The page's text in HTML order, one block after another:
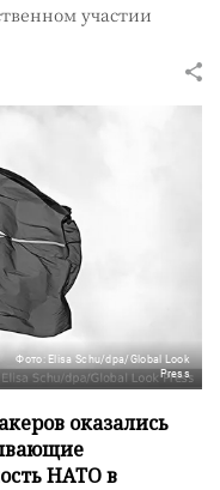
участии
Фото: Elisa Schu/dpa/Global Look
Press
оказались
НАТО в